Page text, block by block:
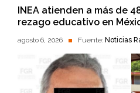
INEA atienden a más de
rezago educativo en
agosto 6, 2026 Fuente: Noticias